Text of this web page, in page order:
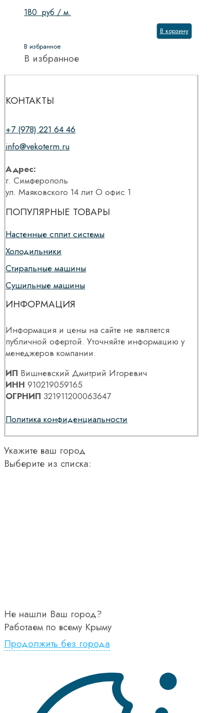
180 руб / м.
В корзину
В избранное
В избранное
КОНТАКТЫ
+7 (978) 221 64 46
info@vekoterm.ru
Адрес:
г. Симферополь
ул. Маяковского 14 лит О офис 1
ПОПУЛЯРНЫЕ ТОВАРЫ
Настенные сплит системы
Холодильники
Стиральные машины
Сушильные машины
ИНФОРМАЦИЯ
Информация и цены на сайте не является
публичной офертой. Уточняйте информацию у
менеджеров компании.
ИП Вишневский Дмитрий Игоревич
ИНН 910219059165
ОГРНИП 321911200063647
Политика конфиденциальности
Укажите ваш город
Выберите из списка:
Не нашли Ваш город?
Работаем по всему Крыму
Продолжить без города